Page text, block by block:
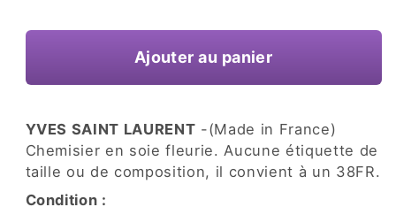
Ajouter au panier
YVES SAINT LAURENT -(Made in France)
Chemisier en soie fleurie. Aucune étiquette de
taille ou de composition, il convient à un 38FR.
Condition :